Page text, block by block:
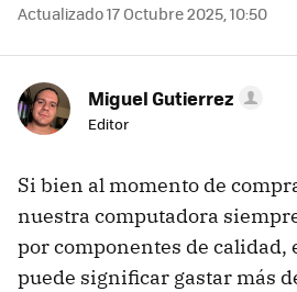
Actualizado 17 Octubre 2025, 10:50
Miguel Gutierrez
Editor
Si bien al momento de
nuestra computadora
por componentes de calidad,
puede significar gastar más